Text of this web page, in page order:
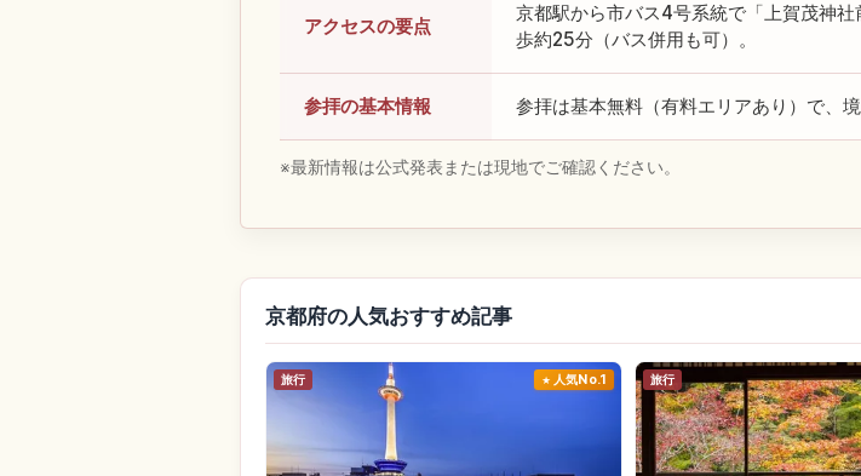
アクセスの要点
京都駅から市バス4号系統で「上賀茂神
歩約25分（バス併用も可）。
参拝の基本情報 参拝は基本無料（有料エリアあり）で、
※最新情報は公式発表または現地でご確認ください。
京都府の人気おすすめ記事
旅行 人気No.1 旅行